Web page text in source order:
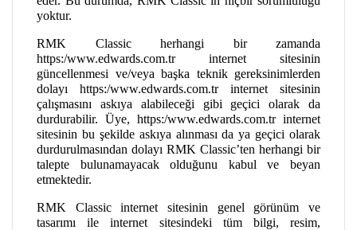
yoktur.
RMK Classic herhangi bir zamanda
https:/www.edwards.com.tr internet sitesinin
güncellenmesi ve/veya başka teknik gereksinimlerden
dolayı https:/www.edwards.com.tr internet sitesinin
çalışmasını askıya alabileceği gibi geçici olarak da
durdurabilir. Üye, https:/www.edwards.com.tr internet
sitesinin bu şekilde askıya alınması da ya geçici olarak
durdurulmasından dolayı RMK Classic’ten herhangi bir
talepte bulunamayacak olduğunu kabul ve beyan
etmektedir.
RMK Classic internet sitesinin genel görünüm ve
tasarımı ile internet sitesindeki tüm bilgi, resim,